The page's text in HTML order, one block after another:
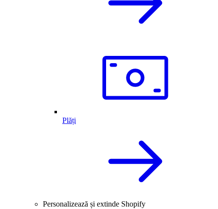
Plăți
Personalizează și extinde Shopify